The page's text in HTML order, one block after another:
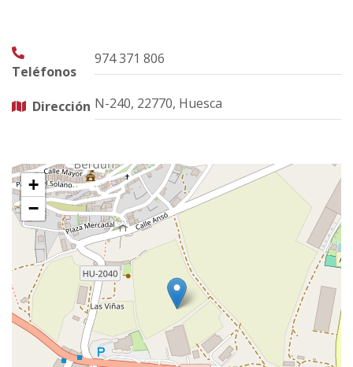
Teléfonos
974 371 806
Dirección N-240, 22770, Huesca
+
−